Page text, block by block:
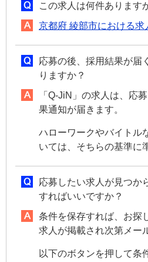
この求人は何件あります
京都府 綾部市における求
応募の後、採用結果が届
りますか？
「Q-JiN」の求人は、応
果通知が届きます。
ハローワークやバイトル
いては、そちらの基準に
応募したい求人が見つか
すればいいですか？
条件を保存すれば、お探
求人が掲載され次第メー
以下のボタンを押して条